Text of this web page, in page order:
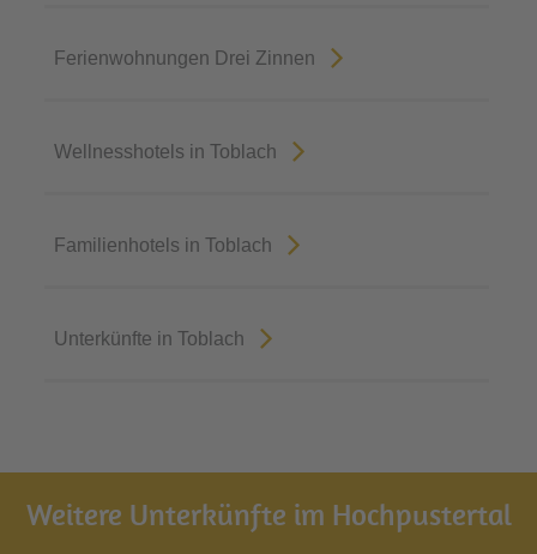
Ferienwohnungen Drei Zinnen
Wellnesshotels in Toblach
Familienhotels in Toblach
Unterkünfte in Toblach
Weitere Unterkünfte im Hochpustertal